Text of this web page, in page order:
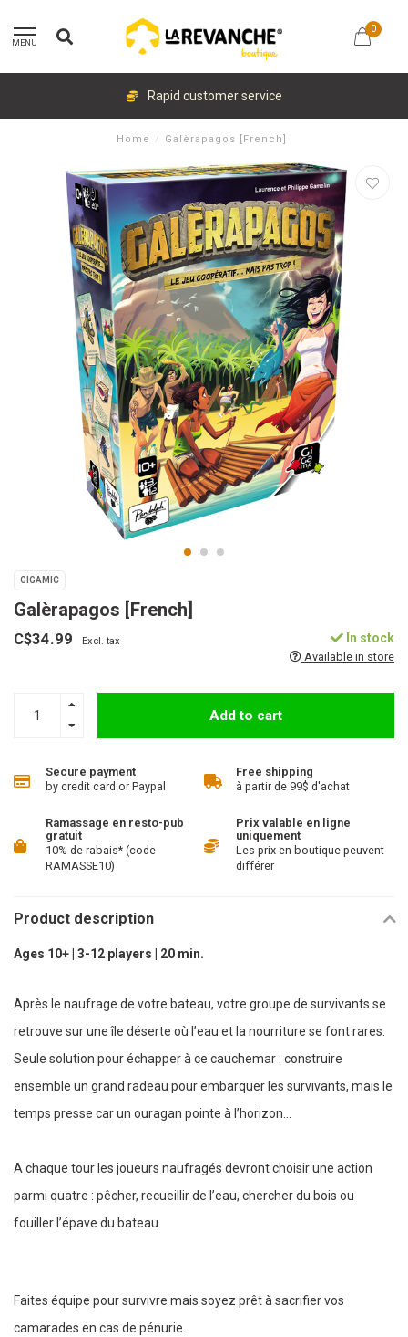
MENU
0
Rapid customer service
Home / Galèrapagos [French]
GIGAMIC
Galèrapagos [French]
C$34.99 Excl. tax In stock
Available in store
Add to cart
Secure payment
by credit card or Paypal
Free shipping
à partir de 99$ d'achat
Ramassage en resto-pub
gratuit
10% de rabais* (code
RAMASSE10)
Prix valable en ligne
uniquement
Les prix en boutique peuvent
différer
Product description
Ages 10+ | 3-12 players | 20 min.
Après le naufrage de votre bateau, votre groupe de survivants se
retrouve sur une île déserte où l’eau et la nourriture se font rares.
Seule solution pour échapper à ce cauchemar : construire
ensemble un grand radeau pour embarquer les survivants, mais le
temps presse car un ouragan pointe à l’horizon...
A chaque tour les joueurs naufragés devront choisir une action
parmi quatre : pêcher, recueillir de l’eau, chercher du bois ou
fouiller l’épave du bateau.
Faites équipe pour survivre mais soyez prêt à sacrifier vos
camarades en cas de pénurie.